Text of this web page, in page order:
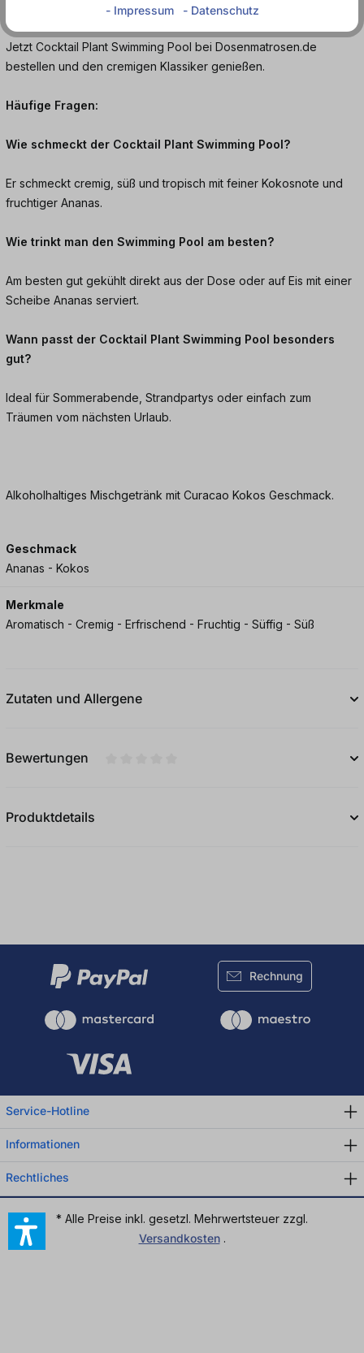
Balkon, dieser Drink ist pure Entspannung in der Dose.
Jetzt Cocktail Plant Swimming Pool bei Dosenmatrosen.de
bestellen und den cremigen Klassiker genießen.
Häufige Fragen:
Wie schmeckt der Cocktail Plant Swimming Pool?
Er schmeckt cremig, süß und tropisch mit feiner Kokosnote und
fruchtiger Ananas.
Wie trinkt man den Swimming Pool am besten?
Am besten gut gekühlt direkt aus der Dose oder auf Eis mit einer
Scheibe Ananas serviert.
Wann passt der Cocktail Plant Swimming Pool besonders
gut?
Ideal für Sommerabende, Strandpartys oder einfach zum
Träumen vom nächsten Urlaub.
Alkoholhaltiges Mischgetränk mit Curacao Kokos Geschmack.
Geschmack
Ananas - Kokos
Merkmale
Aromatisch - Cremig - Erfrischend - Fruchtig - Süffig - Süß
Zutaten und Allergene
Bewertungen
Produktdetails
Rechnung
Service-Hotline
Informationen
Rechtliches
* Alle Preise inkl. gesetzl. Mehrwertsteuer zzgl.
Versandkosten.
- Impressum - Datenschutz